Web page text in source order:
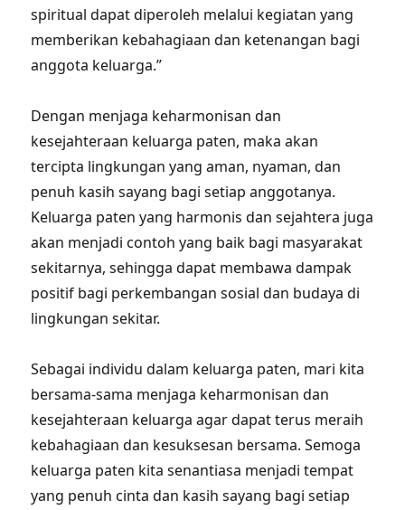
spiritual dapat diperoleh melalui kegiatan yang
memberikan kebahagiaan dan ketenangan bagi
anggota keluarga.”
Dengan menjaga keharmonisan dan
kesejahteraan keluarga paten, maka akan
tercipta lingkungan yang aman, nyaman, dan
penuh kasih sayang bagi setiap anggotanya.
Keluarga paten yang harmonis dan sejahtera juga
akan menjadi contoh yang baik bagi masyarakat
sekitarnya, sehingga dapat membawa dampak
positif bagi perkembangan sosial dan budaya di
lingkungan sekitar.
Sebagai individu dalam keluarga paten, mari kita
bersama-sama menjaga keharmonisan dan
kesejahteraan keluarga agar dapat terus meraih
kebahagiaan dan kesuksesan bersama. Semoga
keluarga paten kita senantiasa menjadi tempat
yang penuh cinta dan kasih sayang bagi setiap